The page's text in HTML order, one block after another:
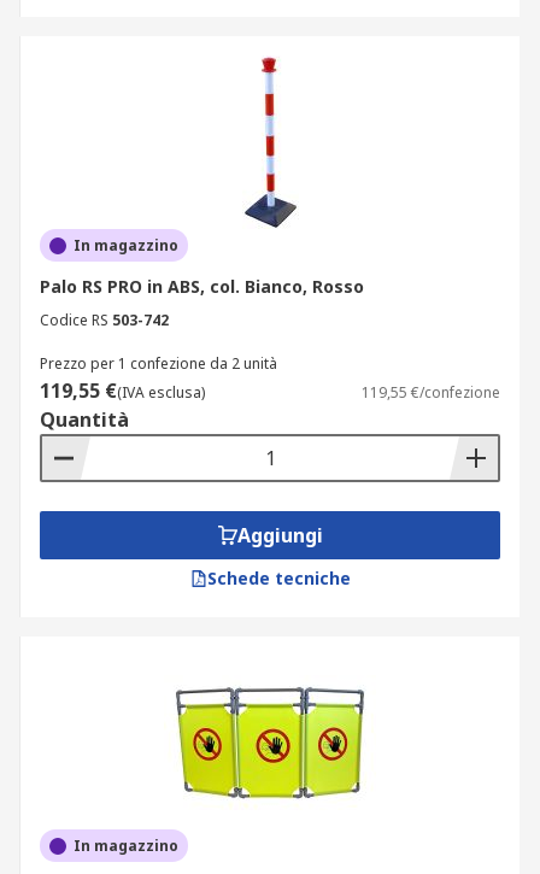
In magazzino
Palo RS PRO in ABS, col. Bianco, Rosso
Codice RS 503-742
Prezzo per 1 confezione da 2 unità
119,55 €(IVA esclusa) 119,55 €/confezione
Quantità
Aggiungi
Schede tecniche
In magazzino